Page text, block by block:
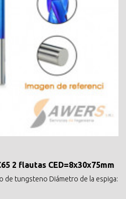
2 flautas CED=8x30x75mm
de tungsteno Diámetro de la espiga: